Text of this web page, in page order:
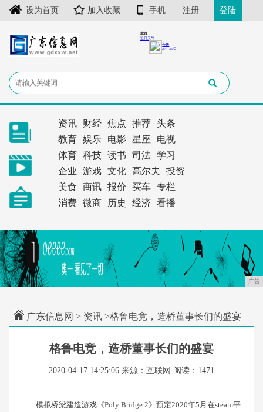
设为首页 加入收藏 手机 注册 登陆
资讯 财经 焦点 推荐
头条
教育
娱乐 电影 星座
电视
体育
科技 读书 司法
学习
企业
游戏 文化 高尔夫
投资
美食
商讯 报价 买车
专栏
消费
微商 历史 经济 看播
广告
广东信息网 > 资讯 >格鲁电竞，造桥董事长们的盛宴
格鲁电竞，造桥董事长们的盛宴
2020-04-17 14:25:06 来源：互联网 阅读：1471
模拟桥梁建造游戏《Poly Bridge 2》预定2020年5月在steam平